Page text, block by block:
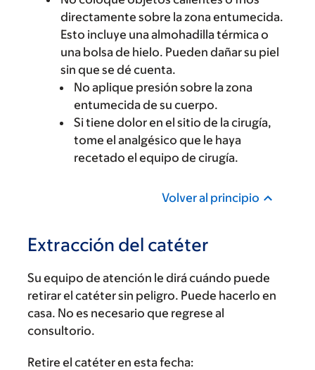
directamente sobre la zona entumecida.
Esto incluye una almohadilla térmica o
una bolsa de hielo. Pueden dañar su piel
sin que se dé cuenta.
No aplique presión sobre la zona
entumecida de su cuerpo.
Si tiene dolor en el sitio de la cirugía,
tome el analgésico que le haya
recetado el equipo de cirugía.
Volver al principio
Extracción del catéter
Su equipo de atención le dirá cuándo puede
retirar el catéter sin peligro. Puede hacerlo en
casa. No es necesario que regrese al
consultorio.
Retire el catéter en esta fecha: